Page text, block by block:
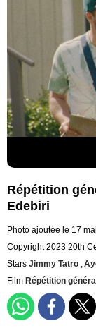
Répétition
Edebiri
Photo ajoutée le 17
Copyright 2023 20th
Stars Jimmy Tatro ,
Film Répétition